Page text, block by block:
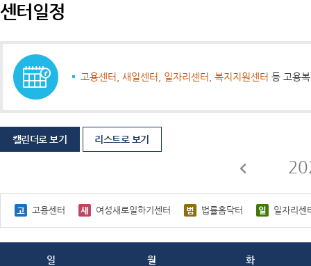
센터일정
고용센터, 새일센터, 일자리센터, 복지지원센터 등 고용
캘린더로 보기 리스트로 보기
고용센터 여성새로일하기센터 법률홈닥터 일자리센
일 월 화